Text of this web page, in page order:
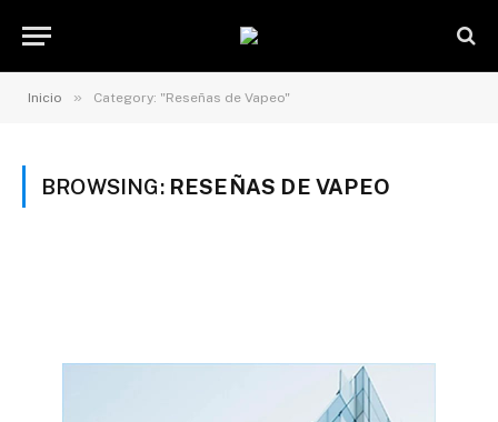
Inicio » Category: "Reseñas de Vapeo"
BROWSING: RESEÑAS DE VAPEO